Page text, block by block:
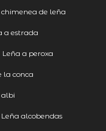
de leña
a estrada
Leña a peroxa
la conca
albi
Leña alcobendas